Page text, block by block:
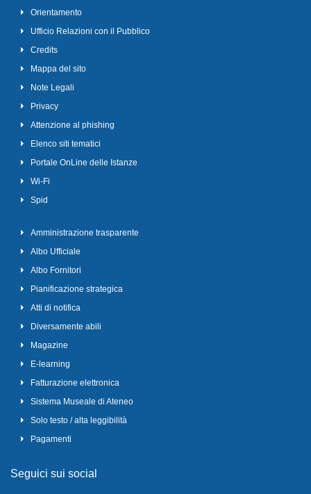
Orientamento
Ufficio Relazioni con il Pubblico
Credits
Mappa del sito
Note Legali
Privacy
Attenzione al phishing
Elenco siti tematici
Portale OnLine delle Istanze
Wi-Fi
Spid
Amministrazione trasparente
Albo Ufficiale
Albo Fornitori
Pianificazione strategica
Atti di notifica
Diversamente abili
Magazine
E-learning
Fatturazione elettronica
Sistema Museale di Ateneo
Solo testo / alta leggibilità
Pagamenti
Seguici sui social